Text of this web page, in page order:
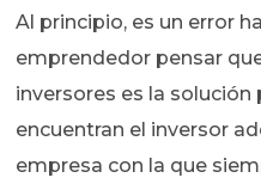
Al principio, es un error
emprendedor pensar
inversores es la solución
encuentran el inversor
empresa con la que